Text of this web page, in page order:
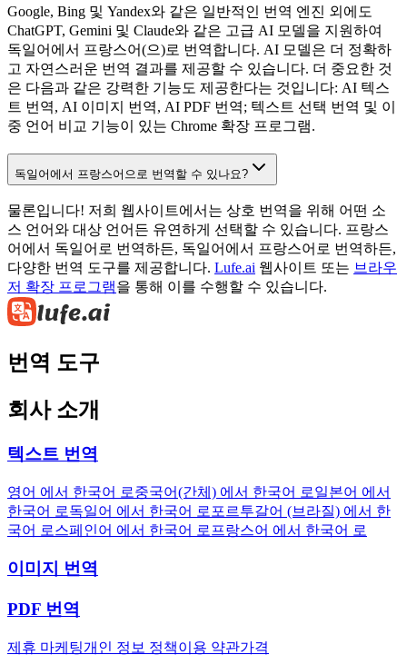
Google, Bing 및 Yandex와 같은 일반적인 번역 엔진 외에도
ChatGPT, Gemini 및 Claude와 같은 고급 AI 모델을 지원하여
독일어에서 프랑스어(으)로 번역합니다. AI 모델은 더 정확하
고 자연스러운 번역 결과를 제공할 수 있습니다. 더 중요한 것
은 다음과 같은 강력한 기능도 제공한다는 것입니다: AI 텍스
트 번역, AI 이미지 번역, AI PDF 번역; 텍스트 선택 번역 및 이
중 언어 비교 기능이 있는 Chrome 확장 프로그램.
독일어에서 프랑스어으로 번역할 수 있나요?
물론입니다! 저희 웹사이트에서는 상호 번역을 위해 어떤 소
스 언어와 대상 언어든 유연하게 선택할 수 있습니다. 프랑스
어에서 독일어로 번역하든, 독일어에서 프랑스어로 번역하든,
다양한 번역 도구를 제공합니다. Lufe.ai 웹사이트 또는 브라우
저 확장 프로그램을 통해 이를 수행할 수 있습니다.
번역 도구
회사 소개
텍스트 번역
영어 에서 한국어 로중국어(간체) 에서 한국어 로일본어 에서
한국어 로독일어 에서 한국어 로 포르투갈어 (브라질) 에서 한
국어 로스페인어 에서 한국어 로 프랑스어 에서 한국어 로
이미지 번역
PDF 번역
제휴 마케팅개인 정보 정책이용 약관가격